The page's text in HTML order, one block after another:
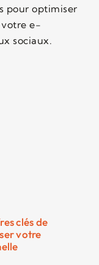
pour optimiser
e-
sociaux.
clés de
votre